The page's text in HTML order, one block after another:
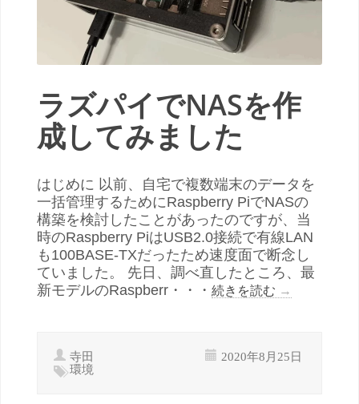
ラズパイでNASを作
成してみました
はじめに 以前、自宅で複数端末のデータを
一括管理するためにRaspberry PiでNASの
構築を検討したことがあったのですが、当
時のRaspberry PiはUSB2.0接続で有線LAN
も100BASE-TXだったため速度面で断念し
ていました。 先日、調べ直したところ、最
新モデルのRaspberr・・・ 続きを読む →
寺田 2020年8月25日
環境